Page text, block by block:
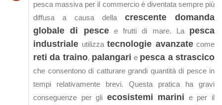
pesca massiva per il commercio è diventata sempre più
diffusa a causa della crescente domanda
globale di pescee frutti di mare. La pesca
industriale utilizza tecnologie avanzatecome
reti da traino, palangari e pesca a strascico
che consentono di catturare grandi quantità di pesce in
tempi relativamente brevi. Questa pratica ha gravi
conseguenze per gli ecosistemi marini e per il